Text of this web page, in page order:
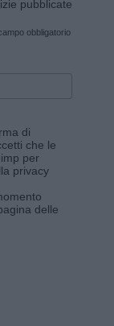
pubblicate
obbligatorio
di
che le
per
privacy
delle